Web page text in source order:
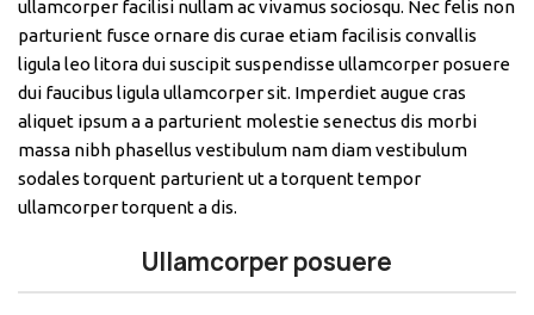
ullamcorper facilisi nullam ac vivamus sociosqu. Nec felis non
parturient fusce ornare dis curae etiam facilisis convallis
ligula leo litora dui suscipit suspendisse ullamcorper posuere
dui faucibus ligula ullamcorper sit. Imperdiet augue cras
aliquet ipsum a a parturient molestie senectus dis morbi
massa nibh phasellus vestibulum nam diam vestibulum
sodales torquent parturient ut a torquent tempor
ullamcorper torquent a dis.
Ullamcorper posuere